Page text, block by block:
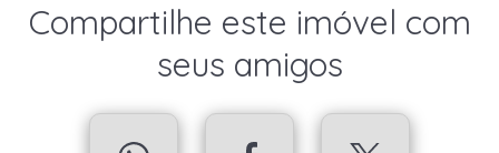
Compartilhe este imóvel com
seus amigos